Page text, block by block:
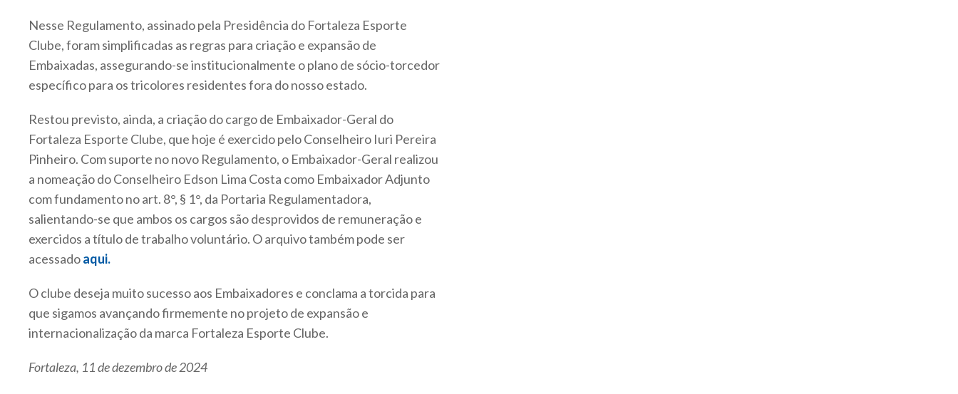
Nesse Regulamento, assinado pela Presidência do Fortaleza Esporte
Clube, foram simplificadas as regras para criação e expansão de
Embaixadas, assegurando-se institucionalmente o plano de sócio-torcedor
específico para os tricolores residentes fora do nosso estado.
Restou previsto, ainda, a criação do cargo de Embaixador-Geral do
Fortaleza Esporte Clube, que hoje é exercido pelo Conselheiro Iuri Pereira
Pinheiro. Com suporte no novo Regulamento, o Embaixador-Geral realizou
a nomeação do Conselheiro Edson Lima Costa como Embaixador Adjunto
com fundamento no art. 8°, § 1°, da Portaria Regulamentadora,
salientando-se que ambos os cargos são desprovidos de remuneração e
exercidos a título de trabalho voluntário. O arquivo também pode ser
acessadoaqui.
O clube deseja muito sucesso aos Embaixadores e conclama a torcida para
que sigamos avançando firmemente no projeto de expansão e
internacionalização da marca Fortaleza Esporte Clube.
Fortaleza, 11 de dezembro de 2024